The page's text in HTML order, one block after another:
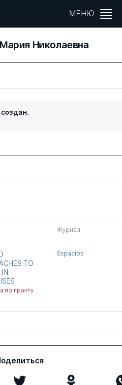
МЕНЮ
Николаевна
Журнал
TO
по гранту
Espacios